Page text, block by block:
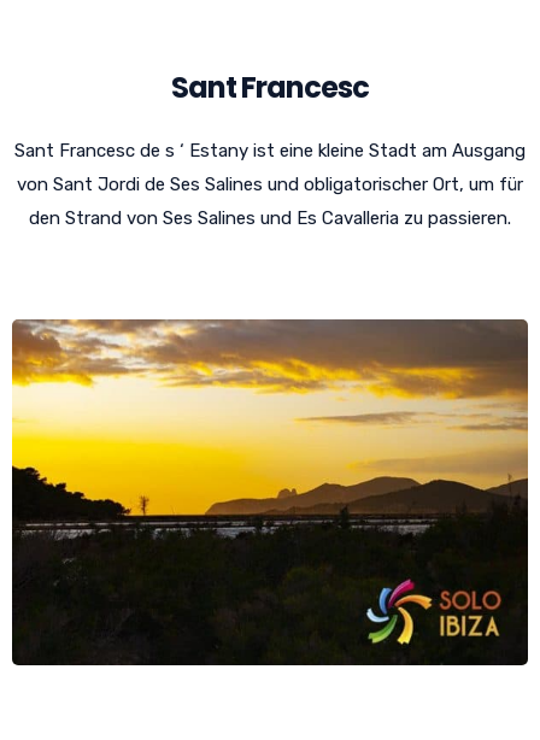
Sant Francesc
Sant Francesc de s ‘ Estany ist eine kleine Stadt am Ausgang
von Sant Jordi de Ses Salines und obligatorischer Ort, um für
den Strand von Ses Salines und Es Cavalleria zu passieren.